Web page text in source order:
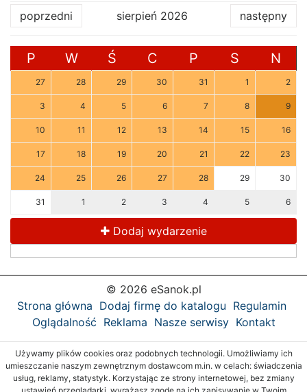
poprzedni sierpień 2026 następny
P W Ś C P S N
27 28 29 30 31 1 2
3 4 5 6 7 8 9
10 11 12 13 14 15 16
17 18 19 20 21 22 23
24 25 26 27 28 29 30
31 1 2 3 4 5 6
Dodaj wydarzenie
© 2026 eSanok.pl
Strona główna Dodaj firmę do katalogu Regulamin
Oglądalność Reklama Nasze serwisy Kontakt
Używamy plików cookies oraz podobnych technologii. Umożliwiamy ich
umieszczanie naszym zewnętrznym dostawcom m.in. w celach: świadczenia
usług, reklamy, statystyk. Korzystając ze strony internetowej, bez zmiany